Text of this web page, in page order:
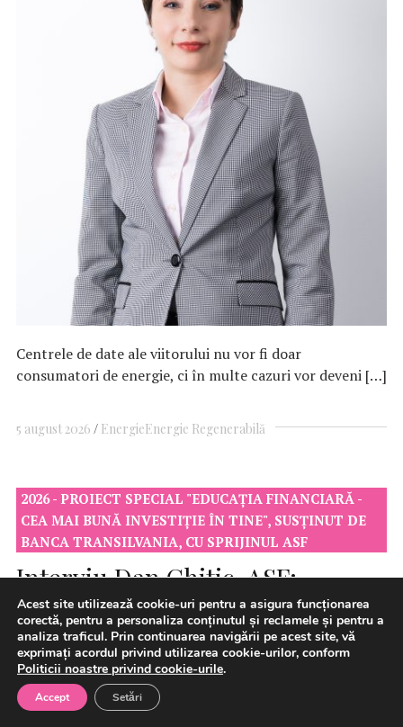
Centrele de date ale viitorului nu vor fi doar
consumatori de energie, ci în multe cazuri vor deveni […]
5 august 2026 EnergieEnergie Regenerabilă
2026 - PROIECT SPECIAL "EDUCAȚIA FINANCIARĂ -
CEA MAI BUNĂ INVESTIȚIE ÎN TINE", SUSȚINUT DE
BANCA TRANSILVANIA, CU SPRIJINUL ASF
Interviu Dan Chitic, ASF:
“Educația financiară oferă
libertatea de a decide în
cunoștință de cauză și de a nu
cădea în capcana datoriilor
Acest site utilizează cookie-uri pentru a asigura funcționarea
corectă, pentru a personaliza conținutul și reclamele și pentru a
analiza traficul. Prin continuarea navigării pe acest site, vă
exprimați acordul privind utilizarea cookie-urilor, conform
Politicii noastre privind cookie-urile.
Accept Setări